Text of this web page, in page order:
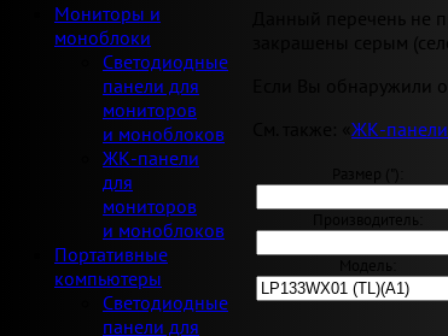
Мониторы и
моноблоки
Светодиодные
панели для
мониторов
и моноблоков
ЖК-панели
для
мониторов
и моноблоков
Портативные
компьютеры
Светодиодные
панели для
Данный перечень не
закрашены серым
Если Вы обнаружили
ЖК-панели
Производитель: